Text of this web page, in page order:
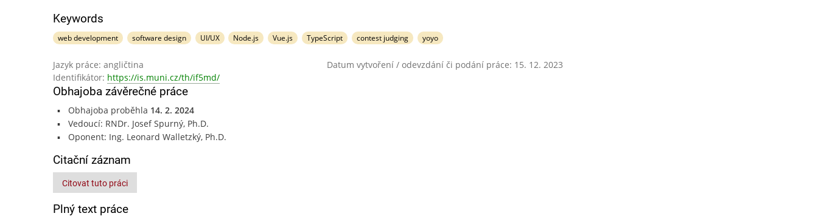
Keywords
web development software design UI/UX Node.js Vue.js TypeScript contest judging yoyo
Jazyk práce: angličtina
Datum vytvoření / odevzdání či podání práce: 15. 12. 2023
Identifikátor: https://is.muni.cz/th/if5md/
Obhajoba závěrečné práce
Obhajoba proběhla 14. 2. 2024
Vedoucí: RNDr. Josef Spurný, Ph.D.
Oponent: Ing. Leonard Walletzký, Ph.D.
Citační záznam
Citovat tuto práci
Plný text práce